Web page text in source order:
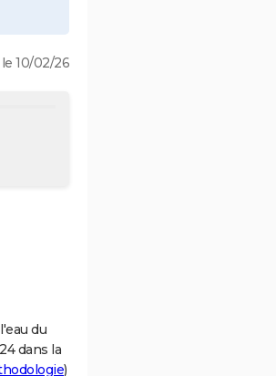
10/02/26
du
dans la
)